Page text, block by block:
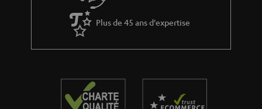
Plus de 45 ans d'expertise